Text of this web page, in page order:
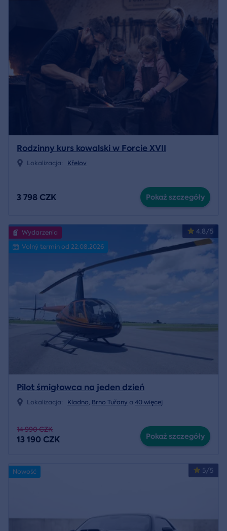
Rodzinny kurs kowalski w Forcie XVII
Lokalizacja: Křelov
3 798 CZK Pokaż szczegóły
4.8/5
Wydarzenia
Volný termín od 22.08.2026
Pilot śmigłowca na jeden dzień
Lokalizacja: Kladno, Brno Tuřany a 40 więcej
14 990 CZK
13 190 CZK Pokaż szczegóły
5/5
Nowość